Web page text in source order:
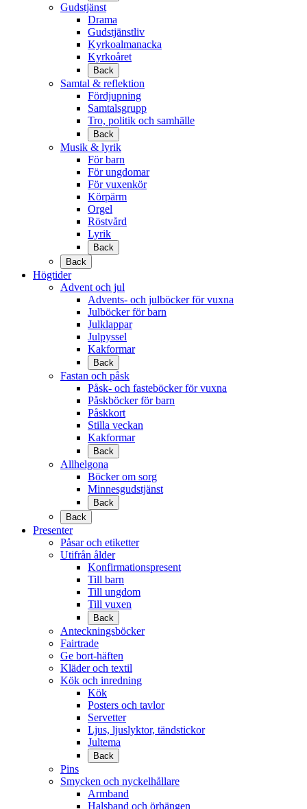
Gudstjänst
Drama
Gudstjänstliv
Kyrkoalmanacka
Kyrkoåret
Back
Samtal & reflektion
Fördjupning
Samtalsgrupp
Tro, politik och samhälle
Back
Musik & lyrik
För barn
För ungdomar
För vuxenkör
Körpärm
Orgel
Röstvård
Lyrik
Back
Back
Högtider
Advent och jul
Advents- och julböcker för vuxna
Julböcker för barn
Julklappar
Julpyssel
Kakformar
Back
Fastan och påsk
Påsk- och fasteböcker för vuxna
Påskböcker för barn
Påskkort
Stilla veckan
Kakformar
Back
Allhelgona
Böcker om sorg
Minnesgudstjänst
Back
Back
Presenter
Påsar och etiketter
Utifrån ålder
Konfirmationspresent
Till barn
Till ungdom
Till vuxen
Back
Anteckningsböcker
Fairtrade
Ge bort-häften
Kläder och textil
Kök och inredning
Kök
Posters och tavlor
Servetter
Ljus, ljuslyktor, tändstickor
Jultema
Back
Pins
Smycken och nyckelhållare
Armband
Halsband och örhängen